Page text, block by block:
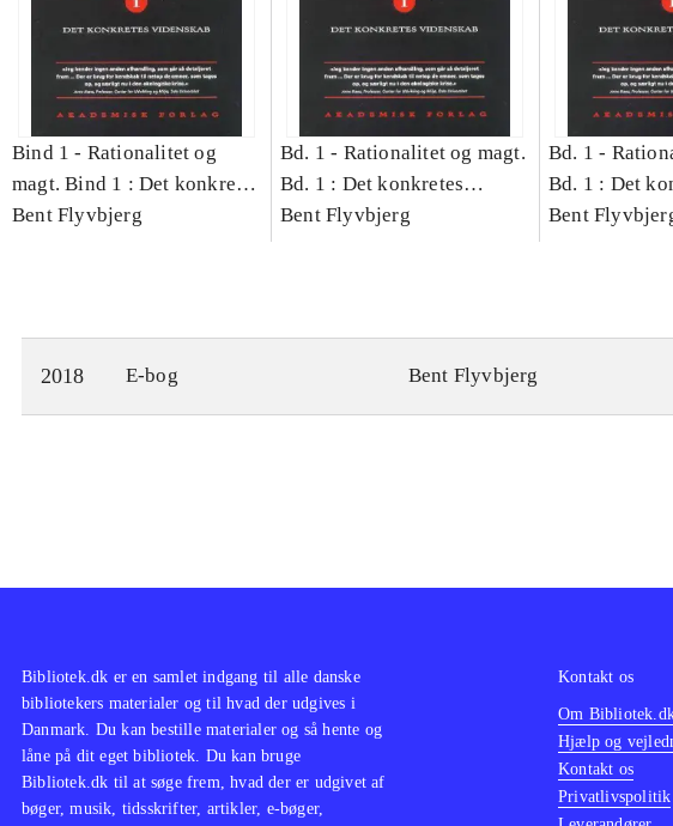
Bind 1 - Rationalitet og
magt. Bind 1 : Det konkretes
videnskab
Bent Flyvbjerg
Bd. 1 - Rationalitet og magt.
Bd. 1 : Det konkretes
videnskab
Bent Flyvbjerg
Bd. 1 -
Bd. 1 : Det
videnskab
Bent
2018 E-bog Bent Flyvbjerg
Bibliotek.dk er en samlet indgang til alle danske
bibliotekers materialer og til hvad der udgives i
Danmark. Du kan bestille materialer og så hente og
låne på dit eget bibliotek. Du kan bruge
Bibliotek.dk til at søge frem, hvad der er udgivet af
bøger, musik, tidsskrifter, artikler, e-bøger,
Kontakt os
Om
Hjælp og
Kontakt os
Privatlivspolitik